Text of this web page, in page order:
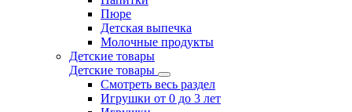
Пюре
Детская выпечка
Молочные продукты
Детские товары
Детские товары
Смотреть весь раздел
Игрушки от 0 до 3 лет